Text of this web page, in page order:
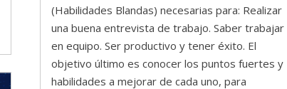
(Habilidades Blandas) necesarias para: Realizar
una buena entrevista de trabajo. Saber trabajar
en equipo. Ser productivo y tener éxito. El
objetivo último es conocer los puntos fuertes y
habilidades a mejorar de cada uno, para